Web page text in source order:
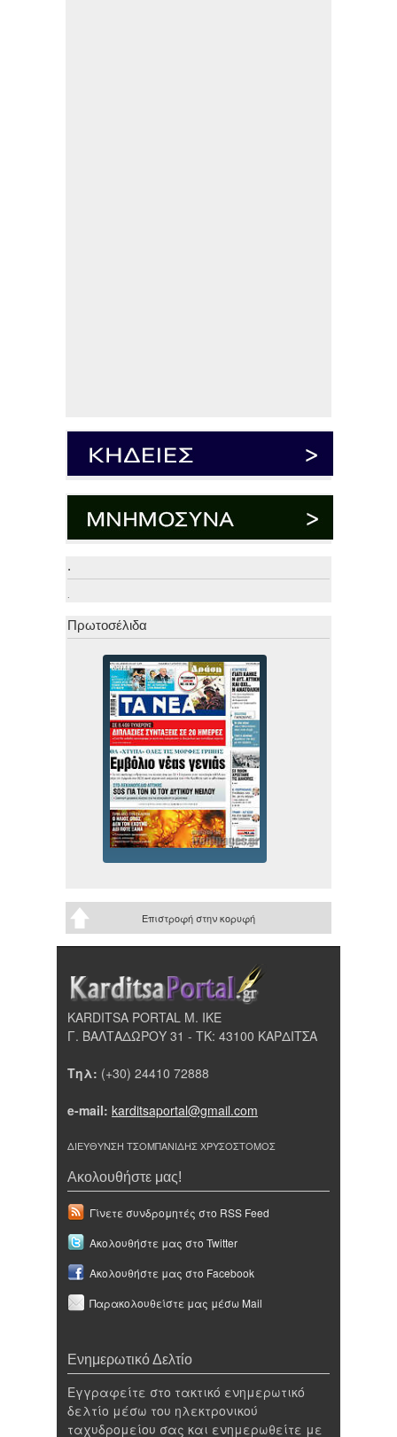
.
.
Πρωτοσέλιδα
Επιστροφή στην κορυφή
KARDITSA PORTAL Μ. ΙΚΕ
Γ. ΒΑΛΤΑΔΩΡΟΥ 31 - ΤΚ: 43100 ΚΑΡΔΙΤΣΑ
Τηλ: (+30) 24410 72888
e-mail: karditsaportal@gmail.com
ΔΙΕΥΘΥΝΣΗ ΤΣΟΜΠΑΝΙΔΗΣ ΧΡΥΣΟΣΤΟΜΟΣ
Ακολουθήστε μας!
Γίνετε συνδρομητές στο RSS Feed
Ακολουθήστε μας στο Twitter
Ακολουθήστε μας στο Facebook
Παρακολουθείστε μας μέσω Mail
Ενημερωτικό Δελτίο
Εγγραφείτε στο τακτικό ενημερωτικό
δελτίο μέσω του ηλεκτρονικού
ταχυδρομείου σας και ενημερωθείτε με